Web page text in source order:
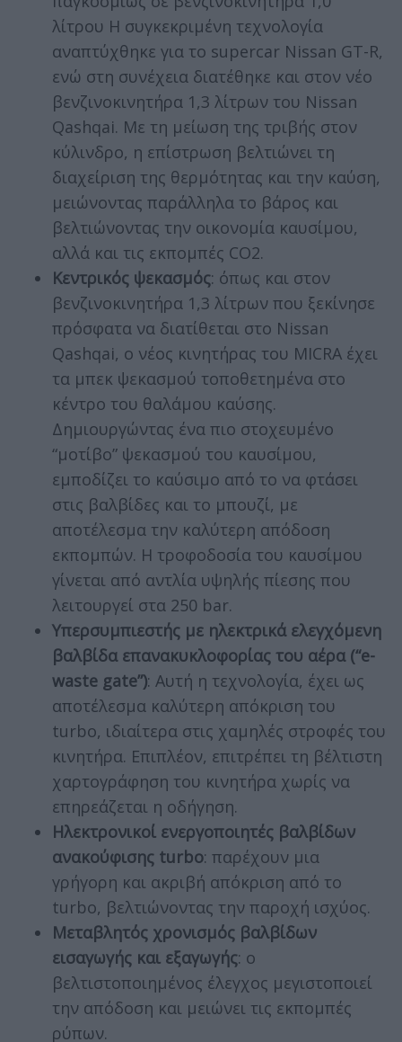
λίτρου Η συγκεκριμένη τεχνολογία
αναπτύχθηκε για το supercar Nissan GT-R,
ενώ στη συνέχεια διατέθηκε και στον νέο
βενζινοκινητήρα 1,3 λίτρων του Nissan
Qashqai. Με τη μείωση της τριβής στον
κύλινδρο, η επίστρωση βελτιώνει τη
διαχείριση της θερμότητας και την καύση,
μειώνοντας παράλληλα το βάρος και
βελτιώνοντας την οικονομία καυσίμου,
αλλά και τις εκπομπές CO2.
Κεντρικός ψεκασμός: όπως και στον
βενζινοκινητήρα 1,3 λίτρων που ξεκίνησε
πρόσφατα να διατίθεται στο Nissan
Qashqai, ο νέος κινητήρας του MICRA έχει
τα μπεκ ψεκασμού τοποθετημένα στο
κέντρο του θαλάμου καύσης.
Δημιουργώντας ένα πιο στοχευμένο
“μοτίβο” ψεκασμού του καυσίμου,
εμποδίζει το καύσιμο από το να φτάσει
στις βαλβίδες και το μπουζί, με
αποτέλεσμα την καλύτερη απόδοση
εκπομπών. Η τροφοδοσία του καυσίμου
γίνεται από αντλία υψηλής πίεσης που
λειτουργεί στα 250 bar.
Υπερσυμπιεστής με ηλεκτρικά ελεγχόμενη
βαλβίδα επανακυκλοφορίας του αέρα (“e-
waste gate”): Αυτή η τεχνολογία, έχει ως
αποτέλεσμα καλύτερη απόκριση του
turbo, ιδιαίτερα στις χαμηλές στροφές του
κινητήρα. Επιπλέον, επιτρέπει τη βέλτιστη
χαρτογράφηση του κινητήρα χωρίς να
επηρεάζεται η οδήγηση.
Ηλεκτρονικοί ενεργοποιητές βαλβίδων
ανακούφισης turbo: παρέχουν μια
γρήγορη και ακριβή απόκριση από το
turbo, βελτιώνοντας την παροχή ισχύος.
Μεταβλητός χρονισμός βαλβίδων
εισαγωγής και εξαγωγής: ο
βελτιστοποιημένος έλεγχος μεγιστοποιεί
την απόδοση και μειώνει τις εκπομπές
ρύπων.